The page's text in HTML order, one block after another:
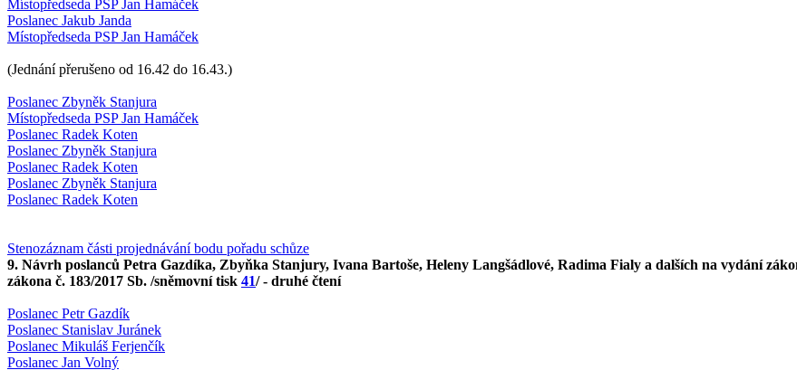
Místopředseda PSP Jan Hamáček
Poslanec Jakub Janda
Místopředseda PSP Jan Hamáček
(Jednání přerušeno od 16.42 do 16.43.)
Poslanec Zbyněk Stanjura
Místopředseda PSP Jan Hamáček
Poslanec Radek Koten
Poslanec Zbyněk Stanjura
Poslanec Radek Koten
Poslanec Zbyněk Stanjura
Poslanec Radek Koten
Stenozáznam části projednávání bodu pořadu schůze
9. Návrh poslanců Petra Gazdíka, Zbyňka Stanjury, Ivana Bartoše, Heleny Langšádlové, Radima Fialy a dalších na vydání
zákona č. 183/2017 Sb. /sněmovní tisk 41/ - druhé čtení
Poslanec Petr Gazdík
Poslanec Stanislav Juránek
Poslanec Mikuláš Ferjenčík
Poslanec Jan Volný